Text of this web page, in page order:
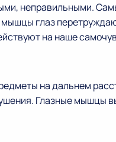
неправильными.
глаз
на наше
на дальнем
Глазные мышцы